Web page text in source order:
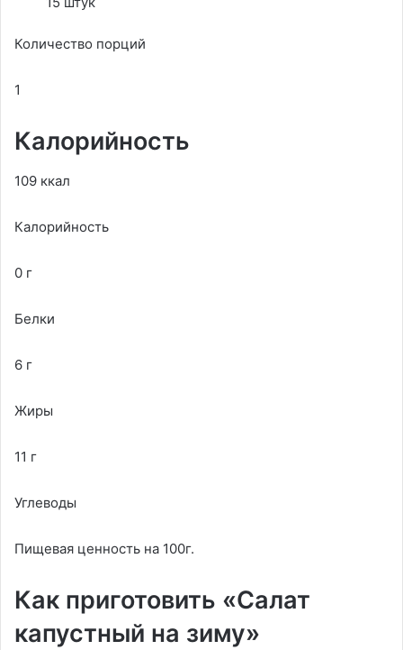
Количество порций
1
Калорийность
109 ккал
Калорийность
0 г
Белки
6 г
Жиры
11 г
Углеводы
Пищевая ценность на 100г.
Как приготовить «Салат
капустный на зиму»